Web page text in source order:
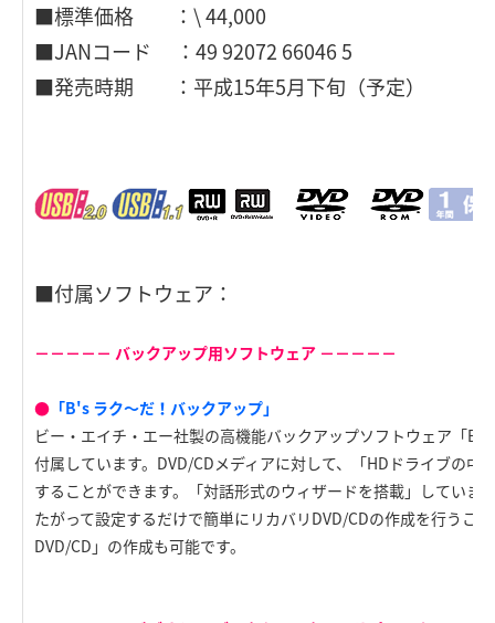
■標準価格 ：\ 44,000
■JANコード ：49 92072 66046 5
■発売時期 ：平成15年5月下旬（予定）
■付属ソフトウェア：
－－－－－ バックアップ用ソフトウェア －－－－－
● 「B's ラク～だ！バックアップ」
ビー・エイチ・エー社製の高機能バックアップソフトウェア「
付属しています。DVD/CDメディアに対して、「HDドライブの中
することができます。「対話形式のウィザードを搭載」していま
たがって設定するだけで簡単にリカバリDVD/CDの作成を行うこ
DVD/CD」の作成も可能です。